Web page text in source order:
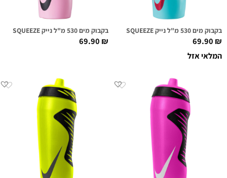
בקבוק מים 530 מ"ל נייק NIKE HYPERFUEL SQUEEZE אקווה/אדום מטאלי
69.90₪
המלאי אזל
בקבוק מים 530 מ"ל נייק NIKE HYPERFUEL SQUEEZE ורוד בהיר/שחור
69.90₪